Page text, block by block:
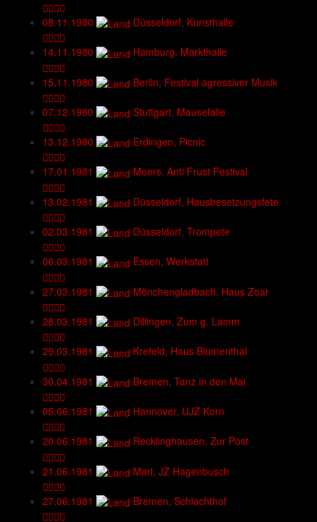
08.11.1980 Düsseldorf, Kunsthalle
14.11.1980 Hamburg, Markthalle
15.11.1980 Berlin, Festival agressiver Musik
07.12.1980 Stuttgart, Mausefalle
13.12.1980 Erdingen, Picnic
17.01.1981 Moers, Anti Frust Festival
13.02.1981 Düsseldorf, Hausbesetzungsfete
02.03.1981 Düsseldorf, Trompete
06.03.1981 Essen, Werkstatt
27.03.1981 Mönchengladbach, Haus Zoar
28.03.1981 Dillingen, Zum g. Lamm
29.03.1981 Krefeld, Haus Blumenthal
30.04.1981 Bremen, Tanz in den Mai
05.06.1981 Hannover, UJZ Korn
20.06.1981 Recklinghausen, Zur Post
21.06.1981 Marl, JZ Hagenbusch
27.06.1981 Bremen, Schlachthof